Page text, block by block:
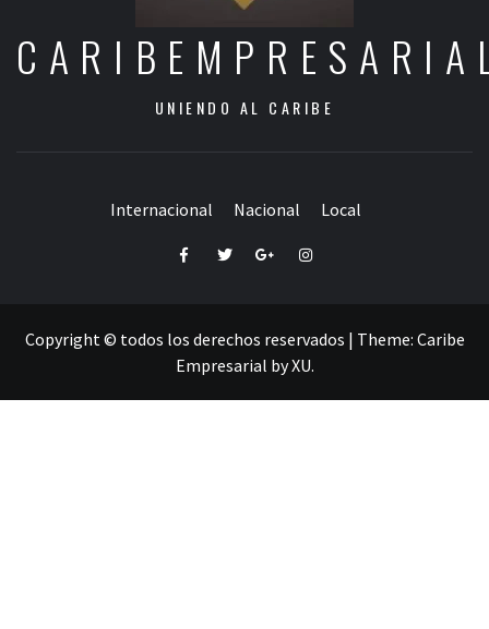
UNIENDO AL CARIBE
Internacional Nacional Local
FacebookTwitterGoogle+Instagram
Copyright © todos los derechos reservados | Theme: Caribe
Empresarial byXU.